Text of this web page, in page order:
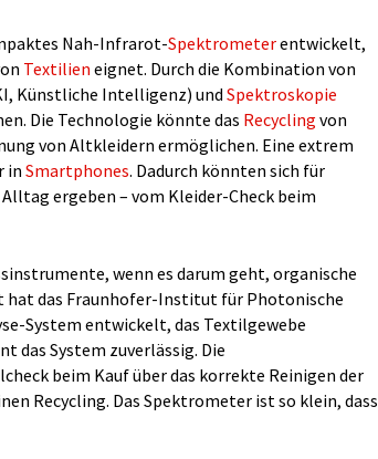
Nah-Infrarot-Spektrometerentwickelt,
Textilien eignet. Durch die Kombination von
Künstliche Intelligenz) und Spektroskopie
Die Technologie könnte das Recycling von
von Altkleidern ermöglichen. Eine extrem
in Smartphones. Dadurch könnten sich für
ergeben – vom Kleider-Check beim
wenn es darum geht, organische
das Fraunhofer-Institut für Photonische
System entwickelt, das Textilgewebe
das System zuverlässig. Die
beim Kauf über das korrekte Reinigen der
Recycling. Das Spektrometer ist so klein, dass